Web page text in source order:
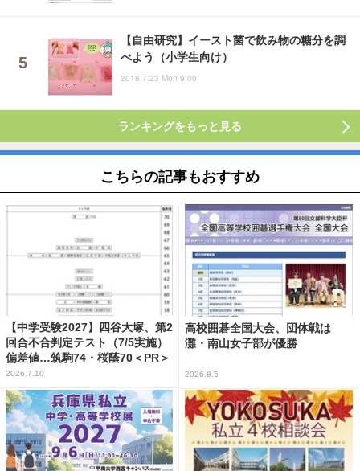
【自由研究】イースト菌で飲み物の糖分を調
べよう（小学生向け）
2018.7.23 Mon 9:00
ランキングをもっと見る
こちらの記事もおすすめ
【中学受験2027】四谷大塚、第2
回合不合判定テスト（7/5実施）
偏差値…筑駒74・桜蔭70＜PR＞
2026.7.10
高校囲碁全国大会、団体戦は
灘・南山女子部が優勝
2026.8.5